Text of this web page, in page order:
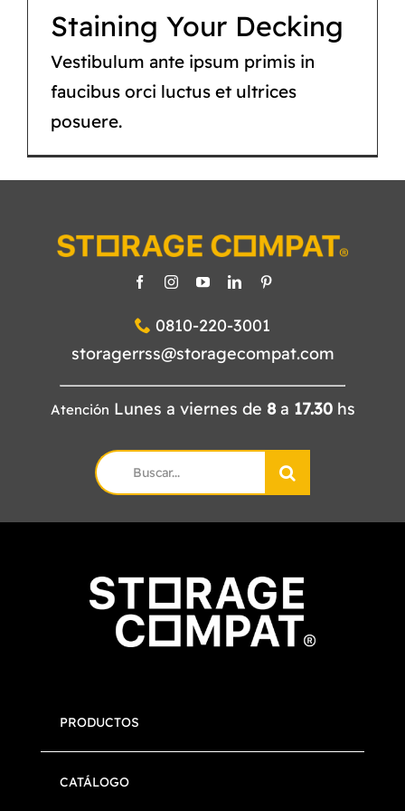
TIENDA
Staining Your Decking
Vestibulum ante ipsum primis in
faucibus orci luctus et ultrices
posuere.
0810-220-3001
storagerrss@storagecompat.com
Atención Lunes a viernes de 8a 17.30hs
Search
for:
PRODUCTOS
CATÁLOGO